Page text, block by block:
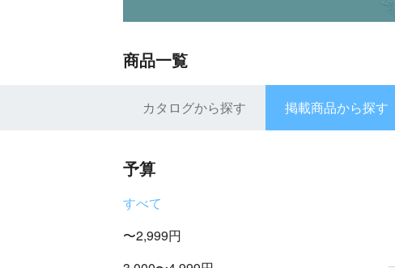
商品一覧
カタログから探す 掲載商品から探す
予算
すべて
〜2,999円